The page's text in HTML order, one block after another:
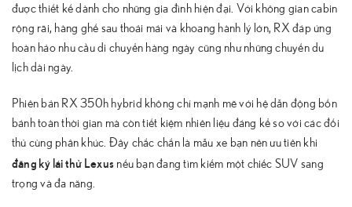
được thiết kế dành cho những gia đình hiện đại. Với không gian cabin
rộng rãi, hàng ghế sau thoải mái và khoang hành lý lớn, RX đáp ứng
hoàn hảo nhu cầu di chuyển hàng ngày cũng như những chuyến du
lịch dài ngày.
Phiên bản RX 350h hybrid không chỉ mạnh mẽ với hệ dẫn động bốn
bánh toàn thời gian mà còn tiết kiệm nhiên liệu đáng kể so với các đối
thủ cùng phân khúc. Đây chắc chắn là mẫu xe bạn nên ưu tiên khi
đăng ký lái thử Lexus nếu bạn đang tìm kiếm một chiếc SUV sang
trọng và đa năng.